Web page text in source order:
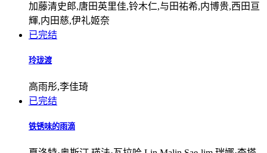
加藤清史郎,唐田英里佳,铃木仁,与田祐希,内博贵,西田亘
輝,内田慈,伊礼姬奈
已完结
玲珑渡
高雨彤,李佳琦
已完结
铁锈味的雨滴